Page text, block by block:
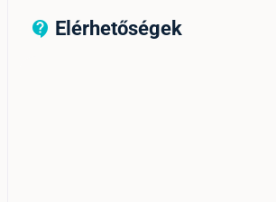
contact_support_outline
Elérhetőségek